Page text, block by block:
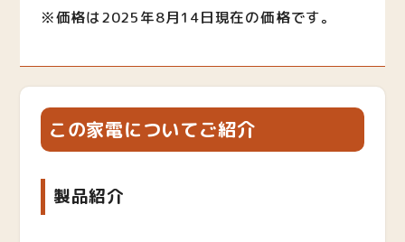
※価格は2025年8月14日現在の価格です。
この家電についてご紹介
製品紹介